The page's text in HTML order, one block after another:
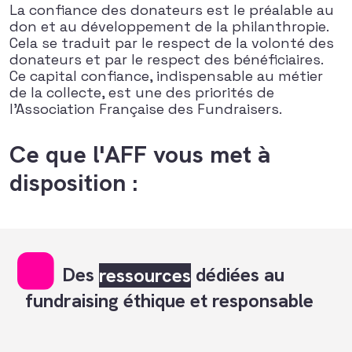
La confiance des donateurs est le préalable au
don et au développement de la philanthropie.
Cela se traduit par le respect de la volonté des
donateurs et par le respect des bénéficiaires.
Ce capital confiance, indispensable au métier
de la collecte, est une des priorités de
l’Association Française des Fundraisers.
Ce que l'AFF vous met à
disposition :
Des ressources dédiées au
fundraising éthique et responsable